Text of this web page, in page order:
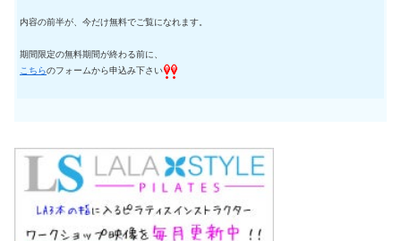
内容の前半が、今だけ無料でご覧になれます。
期間限定の無料期間が終わる前に、
こちらのフォームから申込み下さい